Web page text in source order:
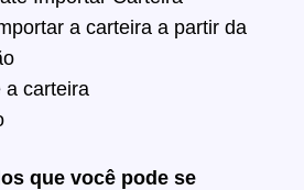
a carteira a partir da
carteira
que você pode se